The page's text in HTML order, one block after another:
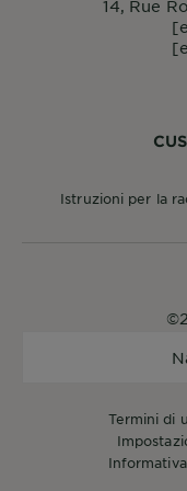
termini di
Istruzioni per la
14, Rue